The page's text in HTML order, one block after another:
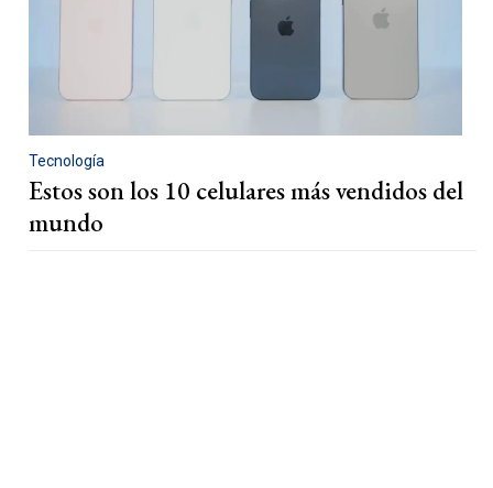
Tecnología
Estos son los 10 celulares más vendidos del
mundo